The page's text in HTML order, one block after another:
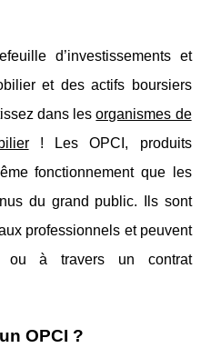
d’investissements et
et des actifs boursiers
dans lesorganismes de
! Les OPCI, produits
fonctionnement que les
du grand public. Ils sont
professionnels et peuvent
ou à travers un contrat
OPCI ?